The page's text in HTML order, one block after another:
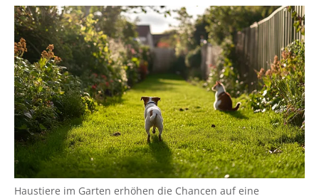
Haustiere im Garten erhöhen die Chancen auf eine